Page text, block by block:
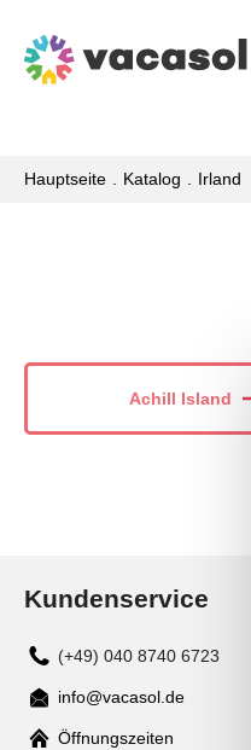
Hauptseite Katalog Irland
Achill Island
Kundenservice
(+49) 040 8740 6723
Mail
info@vacasol.de
Öffnungszeiten